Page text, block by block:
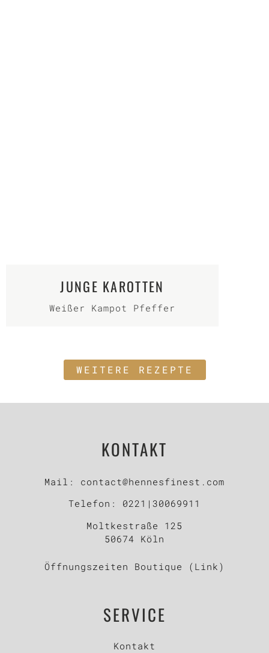
JUNGE KAROTTEN
Weißer Kampot Pfeffer
WEITERE REZEPTE
KONTAKT
Mail: contact@hennesfinest.com
Telefon: 0221|30069911
Moltkestraße 125
50674 Köln
Öffnungszeiten Boutique (Link)
SERVICE
Kontakt